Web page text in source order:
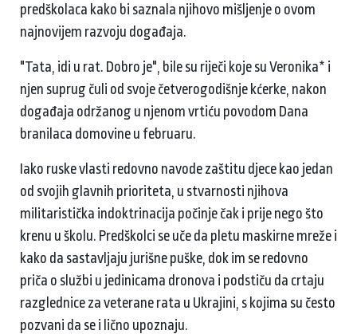
predškolaca kako bi saznala njihovo mišljenje o ovom
najnovijem razvoju događaja.
"Tata, idi u rat. Dobro je", bile su riječi koje su Veronika* i
njen suprug čuli od svoje četverogodišnje kćerke, nakon
događaja održanog u njenom vrtiću povodom Dana
branilaca domovine u februaru.
Iako ruske vlasti redovno navode zaštitu djece kao jedan
od svojih glavnih prioriteta, u stvarnosti njihova
militaristička indoktrinacija počinje čak i prije nego što
krenu u školu. Predškolci se uče da pletu maskirne mreže i
kako da sastavljaju jurišne puške, dok im se redovno
priča o službi u jedinicama dronova i podstiču da crtaju
razglednice za veterane rata u Ukrajini, s kojima su često
pozvani da se i lično upoznaju.